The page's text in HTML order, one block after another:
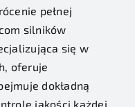
pełnej
silników
się w
oferuje
dokładną
jakości każdej